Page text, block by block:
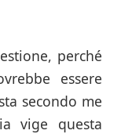
perché
essere
secondo me
vige questa